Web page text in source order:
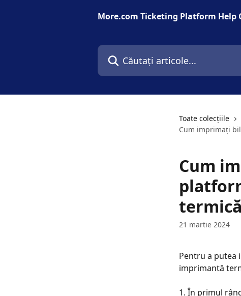
More.com Ticketing Platform Help
Căutați articole...
Toate colecțiile
Cum imprimați
Cum
21 martie 2024
Pentru a putea
imprimantă
1. În primul